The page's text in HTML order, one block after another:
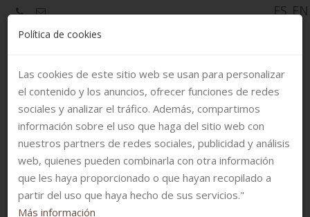
ES EN
Galería
Política de cookies
Las cookies de este sitio web se usan para personalizar
el contenido y los anuncios, ofrecer funciones de redes
sociales y analizar el tráfico. Además, compartimos
información sobre el uso que haga del sitio web con
nuestros partners de redes sociales, publicidad y análisis
web, quienes pueden combinarla con otra información
que les haya proporcionado o que hayan recopilado a
partir del uso que haya hecho de sus servicios."
Más información